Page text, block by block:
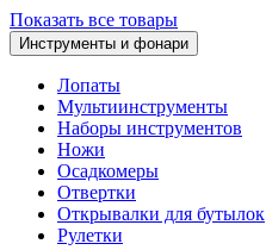
Показать все товары
Инструменты и фонари
Лопаты
Мультиинструменты
Наборы инструментов
Ножи
Осадкомеры
Отвертки
Открывалки для бутылок
Рулетки